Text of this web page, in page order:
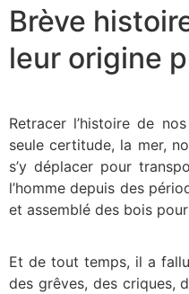
Brève
leur origine
Retracer l’histoire de
seule certitude, la mer,
s’y déplacer pour
l’homme depuis des
et assemblé des bois
Et de tout temps, il a
des grêves, des criques,